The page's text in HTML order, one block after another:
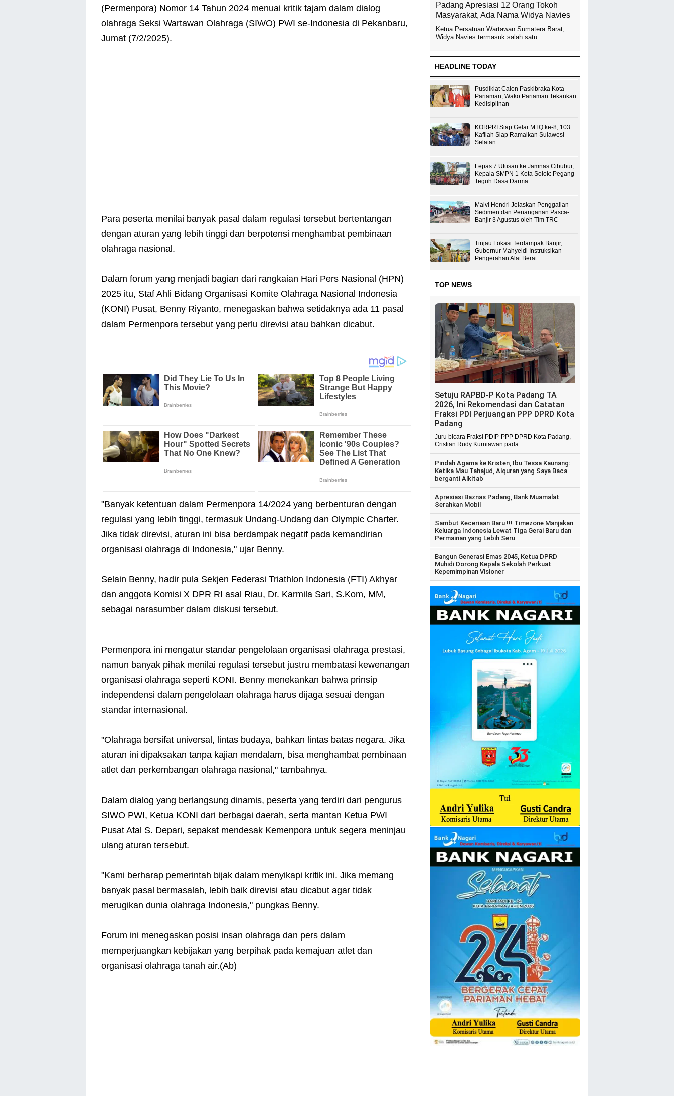
(Permenpora) Nomor 14 Tahun 2024 menuai kritik tajam dalam dialog
olahraga Seksi Wartawan Olahraga (SIWO) PWI se-Indonesia di Pekanbaru,
Jumat (7/2/2025).
Para peserta menilai banyak pasal dalam regulasi tersebut bertentangan
dengan aturan yang lebih tinggi dan berpotensi menghambat pembinaan
olahraga nasional.
Dalam forum yang menjadi bagian dari rangkaian Hari Pers Nasional (HPN)
2025 itu, Staf Ahli Bidang Organisasi Komite Olahraga Nasional Indonesia
(KONI) Pusat, Benny Riyanto, menegaskan bahwa setidaknya ada 11 pasal
dalam Permenpora tersebut yang perlu direvisi atau bahkan dicabut.
"Banyak ketentuan dalam Permenpora 14/2024 yang berbenturan dengan
regulasi yang lebih tinggi, termasuk Undang-Undang dan Olympic Charter.
Jika tidak direvisi, aturan ini bisa berdampak negatif pada kemandirian
organisasi olahraga di Indonesia," ujar Benny.
Selain Benny, hadir pula Sekjen Federasi Triathlon Indonesia (FTI) Akhyar
dan anggota Komisi X DPR RI asal Riau, Dr. Karmila Sari, S.Kom, MM,
sebagai narasumber dalam diskusi tersebut.
Permenpora ini mengatur standar pengelolaan organisasi olahraga prestasi,
namun banyak pihak menilai regulasi tersebut justru membatasi kewenangan
organisasi olahraga seperti KONI. Benny menekankan bahwa prinsip
independensi dalam pengelolaan olahraga harus dijaga sesuai dengan
standar internasional.
"Olahraga bersifat universal, lintas budaya, bahkan lintas batas negara. Jika
aturan ini dipaksakan tanpa kajian mendalam, bisa menghambat pembinaan
atlet dan perkembangan olahraga nasional," tambahnya.
Dalam dialog yang berlangsung dinamis, peserta yang terdiri dari pengurus
SIWO PWI, Ketua KONI dari berbagai daerah, serta mantan Ketua PWI
Pusat Atal S. Depari, sepakat mendesak Kemenpora untuk segera meninjau
ulang aturan tersebut.
"Kami berharap pemerintah bijak dalam menyikapi kritik ini. Jika memang
banyak pasal bermasalah, lebih baik direvisi atau dicabut agar tidak
merugikan dunia olahraga Indonesia," pungkas Benny.
Forum ini menegaskan posisi insan olahraga dan pers dalam
memperjuangkan kebijakan yang berpihak pada kemajuan atlet dan
organisasi olahraga tanah air.(Ab)
Padang Apresiasi 12 Orang Tokoh
Masyarakat, Ada Nama Widya Navies
Ketua Persatuan Wartawan Sumatera Barat,
Widya Navies termasuk salah satu...
HEADLINE TODAY
Pusdiklat Calon Paskibraka Kota
Pariaman, Wako Pariaman Tekankan
Kedisiplinan
KORPRI Siap Gelar MTQ ke-8, 103
Kafilah Siap Ramaikan Sulawesi
Selatan
Lepas 7 Utusan ke Jamnas Cibubur,
Kepala SMPN 1 Kota Solok: Pegang
Teguh Dasa Darma
Malvi Hendri Jelaskan Penggalian
Sedimen dan Penanganan Pasca-
Banjir 3 Agustus oleh Tim TRC
Tinjau Lokasi Terdampak Banjir,
Gubernur Mahyeldi Instruksikan
Pengerahan Alat Berat
TOP NEWS
Setuju RAPBD-P Kota Padang TA
2026, Ini Rekomendasi dan Catatan
Fraksi PDI Perjuangan PPP DPRD Kota
Padang
Juru bicara Fraksi PDIP-PPP DPRD Kota Padang,
Cristian Rudy Kurniawan pada...
Pindah Agama ke Kristen, Ibu Tessa Kaunang:
Ketika Mau Tahajud, Alquran yang Saya Baca
berganti Alkitab
Apresiasi Baznas Padang, Bank Muamalat
Serahkan Mobil
Sambut Keceriaan Baru !!! Timezone Manjakan
Keluarga Indonesia Lewat Tiga Gerai Baru dan
Permainan yang Lebih Seru
Bangun Generasi Emas 2045, Ketua DPRD
Muhidi Dorong Kepala Sekolah Perkuat
Kepemimpinan Visioner